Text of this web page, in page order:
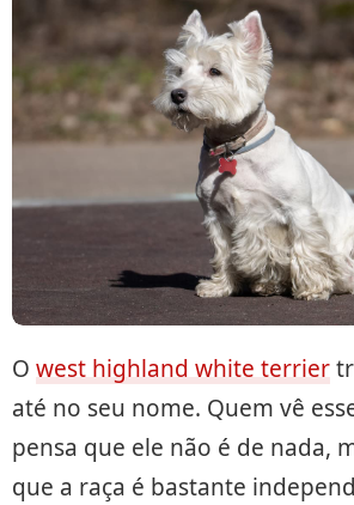
O west highland white terrier
até no seu nome. Quem vê
pensa que ele não é de nada,
que a raça é bastante